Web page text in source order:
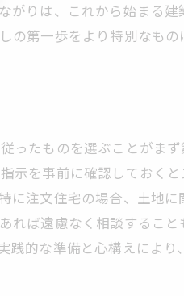
がりは、これから始まる建
第一歩をより特別なもの
たものを選ぶことがまず
示を事前に確認しておくと
に注文住宅の場合、土地に
れば遠慮なく相談すること
践的な準備と心構えにより